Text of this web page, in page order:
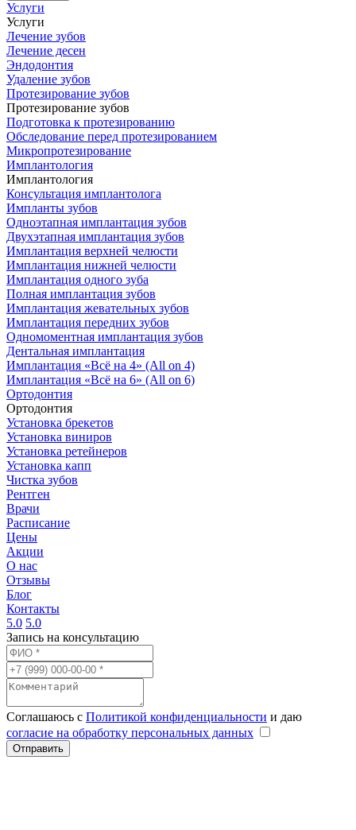
Услуги
Услуги
Лечение зубов
Лечение десен
Эндодонтия
Удаление зубов
Протезирование зубов
Протезирование зубов
Подготовка к протезированию
Обследование перед протезированием
Микропротезирование
Имплантология
Имплантология
Консультация имплантолога
Импланты зубов
Одноэтапная имплантация зубов
Двухэтапная имплантация зубов
Имплантация верхней челюсти
Имплантация нижней челюсти
Имплантация одного зуба
Полная имплантация зубов
Имплантация жевательных зубов
Имплантация передних зубов
Одномоментная имплантация зубов
Дентальная имплантация
Имплантация «Всё на 4» (All on 4)
Имплантация «Всё на 6» (All on 6)
Ортодонтия
Ортодонтия
Установка брекетов
Установка виниров
Установка ретейнеров
Установка капп
Чистка зубов
Рентген
Врачи
Расписание
Цены
Акции
О нас
Отзывы
Блог
Контакты
5.0 5.0
Запись на консультацию
Соглашаюсь с Политикой конфиденциальности и даю
согласие на обработку персональных данных
Отправить